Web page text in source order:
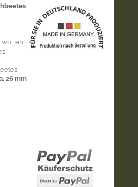
wollen:
26 mm